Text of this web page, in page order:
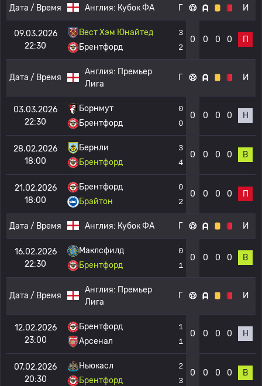
Дата / Время Англия: Кубок ФА Г И
09.03.2026
22:30
Вест Хэм Юнайтед
Брентфорд
3
2
0 0 0 0 П
Дата / Время
Англия: Премьер
Лига
Г И
03.03.2026
22:30
Борнмут
Брентфорд
0
0
0 0 0 0 Н
28.02.2026
18:00
Бернли
Брентфорд
3
4
0 0 0 0 В
21.02.2026
18:00
Брентфорд
Брайтон
0
2
0 0 0 0 П
Дата / Время Англия: Кубок ФА Г И
16.02.2026
22:30
Маклсфилд
Брентфорд
0
1
0 0 0 0 В
Дата / Время
Англия: Премьер
Лига
Г И
12.02.2026
23:00
Брентфорд
Арсенал
1
1
0 0 0 0 Н
07.02.2026
20:30
Ньюкасл
Брентфорд
2
3
0 0 0 0 В